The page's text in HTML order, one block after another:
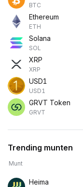
BTC
Ethereum
ETH
Solana
SOL
XRP
XRP
USD1
USD1
GRVT Token
GRVT
Trending munten
Munt
Heima